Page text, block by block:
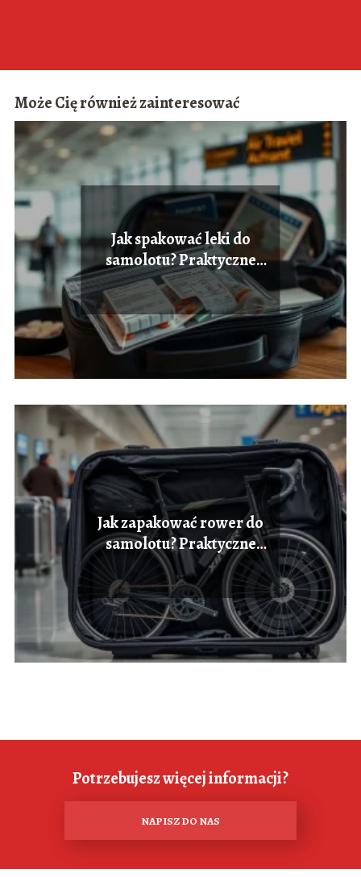
Może Cię również zainteresować
Jak spakować leki do
samolotu? Praktyczne
porady dla podróżnych
Jak zapakować rower do
samolotu? Praktyczne
porady dla podróżnych
Potrzebujesz więcej informacji?
NAPISZ DO NAS